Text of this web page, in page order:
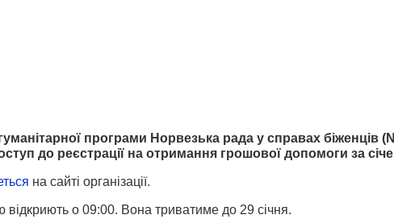
програми Норвезька рада у справах біженців
до реєстрації на отримання грошової допомоги за
на сайті організації.
відкриють о 09:00. Вона триватиме до 29 січня.